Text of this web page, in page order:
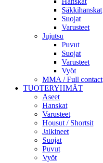
Säkkihanskat
Suojat
Varusteet
Jujutsu
Puvut
Suojat
Varusteet
Vyöt
MMA / Full contact
TUOTERYHMÄT
Aseet
Hanskat
Varusteet
Housut / Shortsit
Jalkineet
Suojat
Puvut
Vyöt